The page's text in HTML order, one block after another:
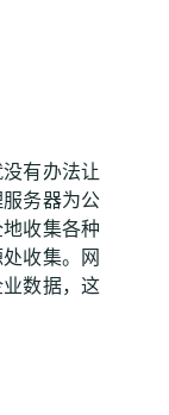
有办法让
务器为公
收集各种
收集。网
数据，这